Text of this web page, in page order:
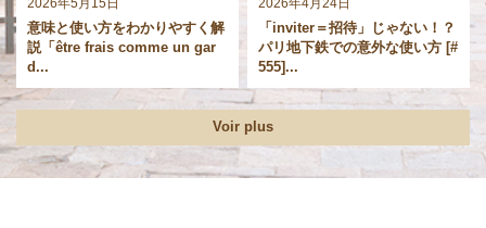
2026年5月15日
意味と使い方をわかりやすく解
説「être frais comme un gar
d...
2026年4月24日
「inviter＝招待」じゃない！？
パリ地下鉄での意外な使い方 [#
555]...
Voir plus